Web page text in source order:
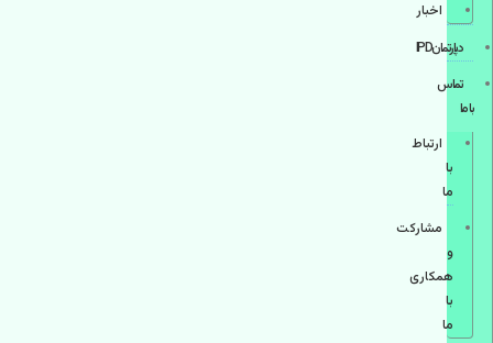
اخبار
دپارتمانIPD
تماس
با ما
ارتباط
با
ما
مشاركت
و
همكاری
با
ما